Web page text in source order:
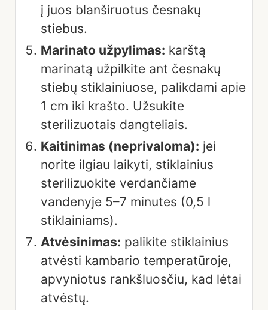
į juos blanširuotus česnakų
stiebus.
Marinato užpylimas: karštą
marinatą užpilkite ant česnakų
stiebų stiklainiuose, palikdami apie
1 cm iki krašto. Užsukite
sterilizuotais dangteliais.
Kaitinimas (neprivaloma): jei
norite ilgiau laikyti, stiklainius
sterilizuokite verdančiame
vandenyje 5–7 minutes (0,5 l
stiklainiams).
Atvėsinimas: palikite stiklainius
atvėsti kambario temperatūroje,
apvyniotus rankšluosčiu, kad lėtai
atvėstų.